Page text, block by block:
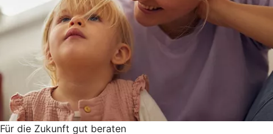
Für die Zukunft gut beraten